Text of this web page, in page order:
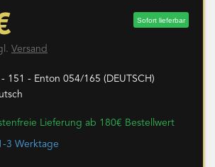
Sofort lieferbar
Versand
151 - Enton 054/165 (DEUTSCH)
Lieferung ab 180€ Bestellwert
3 Werktage